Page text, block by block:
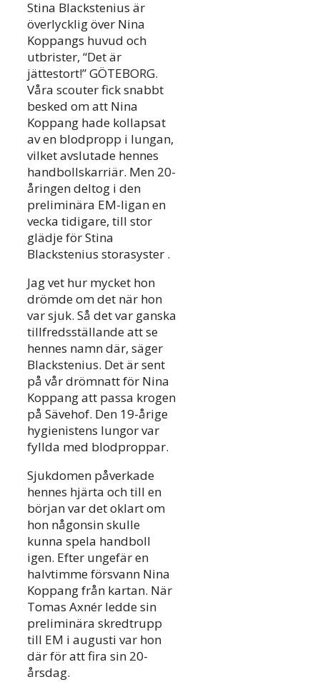
Stina Blackstenius är
överlycklig över Nina
Koppangs huvud och
utbrister, “Det är
jättestort!” GÖTEBORG.
Våra scouter fick snabbt
besked om att Nina
Koppang hade kollapsat
av en blodpropp i lungan,
vilket avslutade hennes
handbollskarriär. Men 20-
åringen deltog i den
preliminära EM-ligan en
vecka tidigare, till stor
glädje för Stina
Blackstenius storasyster .
Jag vet hur mycket hon
drömde om det när hon
var sjuk. Så det var ganska
tillfredsställande att se
hennes namn där, säger
Blackstenius. Det är sent
på vår drömnatt för Nina
Koppang att passa krogen
på Sävehof. Den 19-årige
hygienistens lungor var
fyllda med blodproppar.
Sjukdomen påverkade
hennes hjärta och till en
början var det oklart om
hon någonsin skulle
kunna spela handboll
igen. Efter ungefär en
halvtimme försvann Nina
Koppang från kartan. När
Tomas Axnér ledde sin
preliminära skredtrupp
till EM i augusti var hon
där för att fira sin 20-
årsdag.